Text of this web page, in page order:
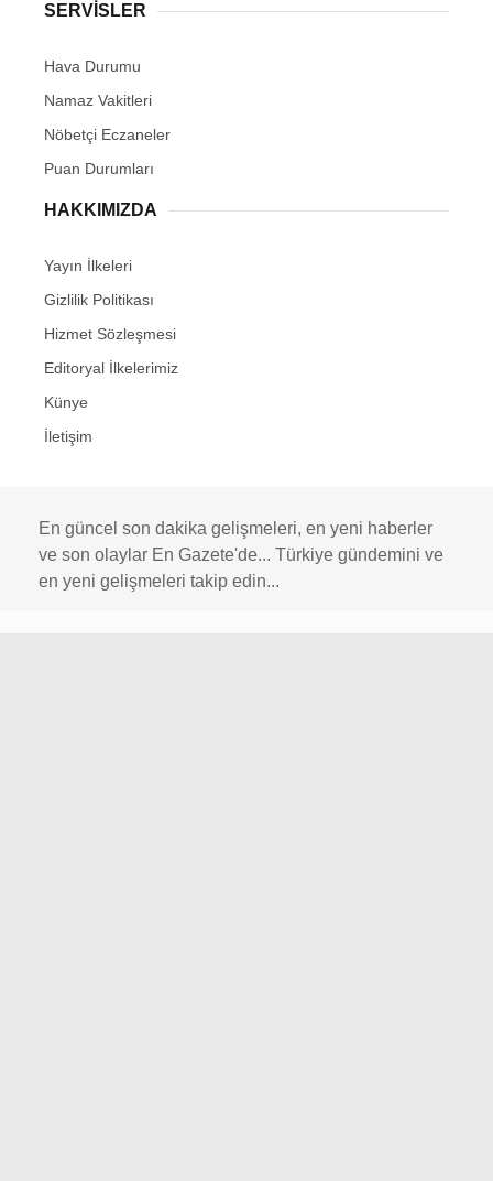
SERVİSLER
Hava Durumu
Namaz Vakitleri
Nöbetçi Eczaneler
Puan Durumları
HAKKIMIZDA
Yayın İlkeleri
Gizlilik Politikası
Hizmet Sözleşmesi
Editoryal İlkelerimiz
Künye
İletişim
En güncel son dakika gelişmeleri, en yeni haberler
ve son olaylar En Gazete'de... Türkiye gündemini ve
en yeni gelişmeleri takip edin...